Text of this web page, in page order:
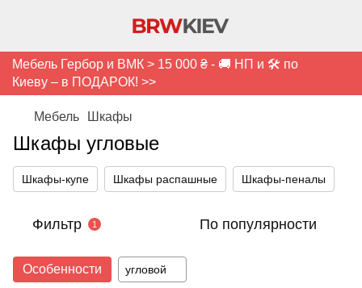
Мебель Гербор и ВМК > 15 000 ₴ - 🚚 НП и 🛠️ по
Киеву – в ПОДАРОК! >>
Мебель Шкафы
Шкафы угловые
Шкафы-купе Шкафы распашные Шкафы-пеналы
Фильтр 1 По популярности
Особенности угловой